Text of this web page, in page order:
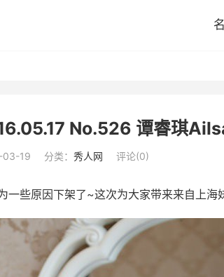
No.526 谭睿琪
03-19 分类： 秀人网 评论(0)
些原因下架了~这次为大家带来来自上